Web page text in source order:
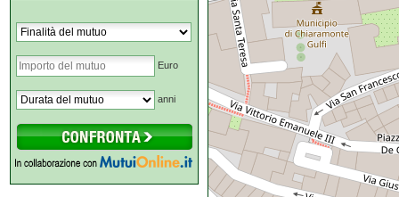
Euro
anni